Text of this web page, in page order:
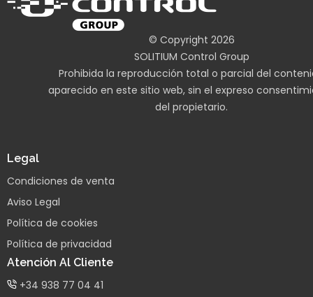
© Copyright 2026
SOLITIUM Control Group
Prohibida la reproducción total o parcial del
aparecido en este sitio web, sin el expreso
del propietario.
Legal
Condiciones de venta
Aviso Legal
Política de cookies
Política de privacidad
Atención Al Cliente
+34 938 77 04 41